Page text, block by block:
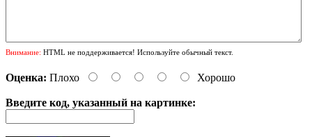
Внимание: HTML не поддерживается! Используйте обычный текст.
Оценка: Плохо Хорошо
Введите код, указанный на картинке: